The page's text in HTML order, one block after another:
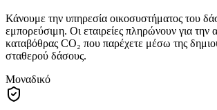
Κάνουμε την υπηρεσία οικοσυστήματος του
εμπορεύσιμη. Οι εταιρείες πληρώνουν για την
καταβόθρας CO₂ που παρέχετε μέσω της
σταθερού δάσους.
Μοναδικό